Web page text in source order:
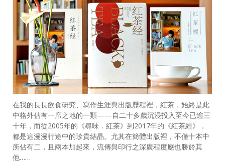
在我的長長飲食研究、寫作生涯與出版歷程裡，紅茶，始終是此
中格外佔有一席之地的一類——自二十多歲沉浸投入至今已逾三
十年，而從2005年的《尋味．紅茶》到2017年的《紅茶經》，
都是這漫漫行途中的珍貴結晶。尤其在簡體出版裡，不僅十本中
所佔有二，且兩本加起來，流傳與印行之深廣程度應也勝於其
他……